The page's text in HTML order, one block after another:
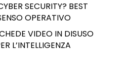
SECURITY? BEST
OPERATIVO
VIDEO IN DISUSO
L’INTELLIGENZA